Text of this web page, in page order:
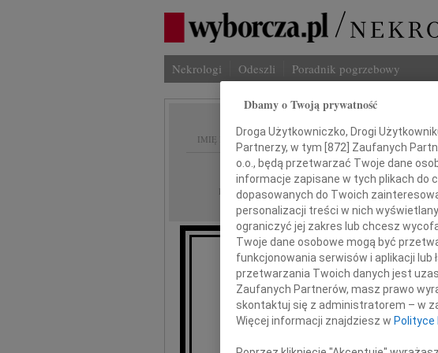
Nekrologi Odeszli Poradnik pogrzebowy
IMIĘ I NAZWISKO:
REGION: Warszawa
DATA EMISJI: 07.06.2023
Chciałbym wyrazić
Elżbiecie i Marcie
Dbamy o Twoją prywatność
Droga Użytkowniczko, Drogi
Partnerzy, w tym [872] Zaufanych
o.o., będą przetwarzać Twoje dane
informacje zapisane w tych plikach do
dopasowanych do Twoich
personalizacji treści w nich
ograniczyć jej zakres lub chcesz
Twoje dane osobowe mogą być
funkcjonowania serwisów i aplikacji lub
przetwarzania Twoich danych jest
Zaufanych Partnerów, masz prawo
skontaktuj się z administratorem – w
Więcej informacji znajdziesz w Polityce